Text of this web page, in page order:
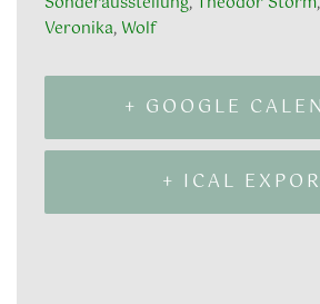
Veronika, Wolf
+ GOOGLE
+ ICAL